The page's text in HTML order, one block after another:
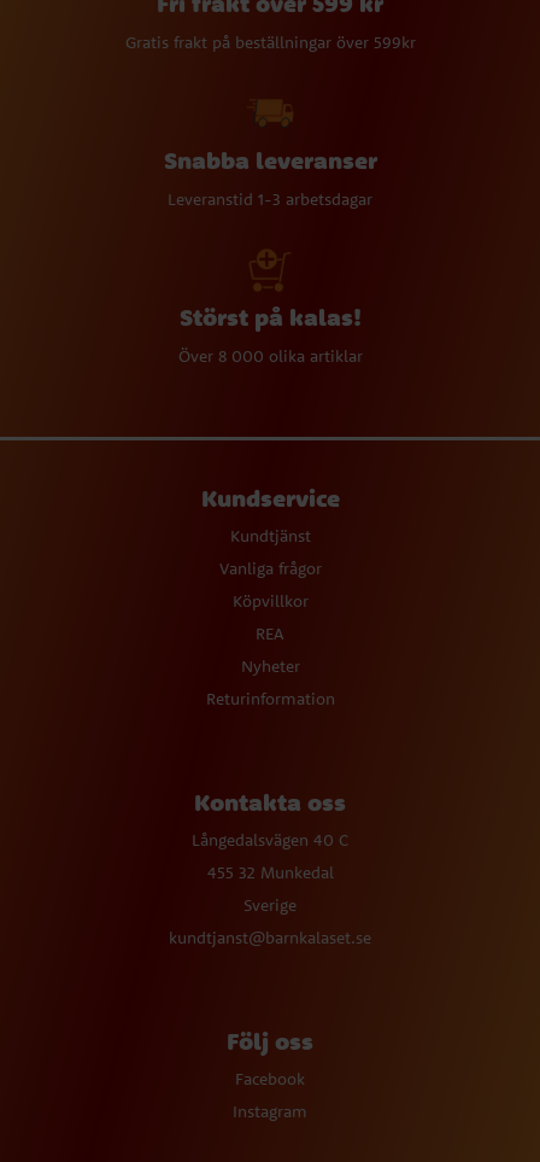
Gratis frakt på beställningar över 599kr
Snabba leveranser
Leveranstid 1-3 arbetsdagar
Störst på kalas!
Över 8 000 olika artiklar
Kundservice
Kundtjänst
Vanliga frågor
Köpvillkor
REA
Nyheter
Returinformation
Kontakta oss
Långedalsvägen 40 C
455 32 Munkedal
Sverige
kundtjanst@barnkalaset.se
Följ oss
Facebook
Instagram